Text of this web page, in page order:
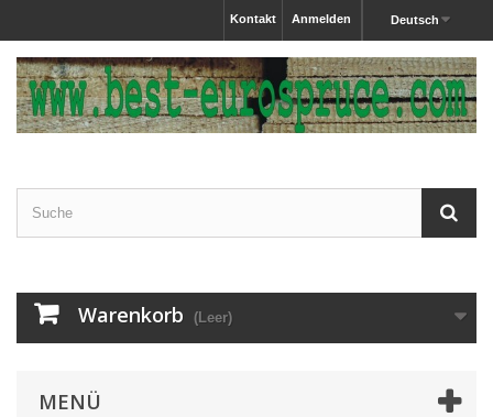
Deutsch
Anmelden
Kontakt
Warenkorb (Leer)
MENÜ